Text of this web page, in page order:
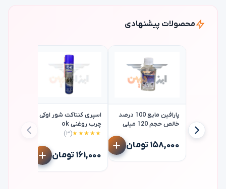
محصولات پیشنهادی
پارافین مایع 100 درصد
خالص حجم 120 میلی
۱۵۸,۰۰۰ تومان
اسپری کنتاکت شور اوکی
چرب روغنی ok
★★★★★(۳)
۱۶۱,۰۰۰ تومان